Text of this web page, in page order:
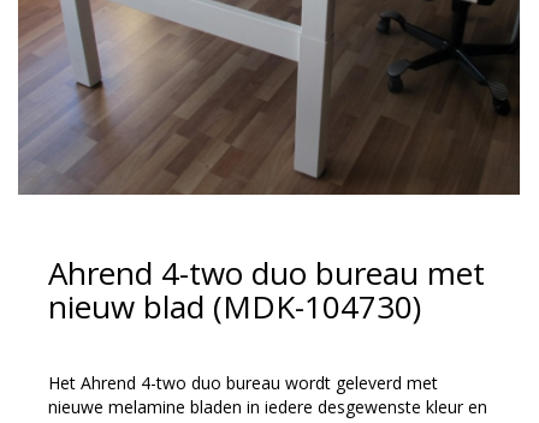
Ahrend 4-two duo bureau met
nieuw blad (MDK-104730)
Het Ahrend 4-two duo bureau wordt geleverd met
nieuwe melamine bladen in iedere desgewenste kleur en